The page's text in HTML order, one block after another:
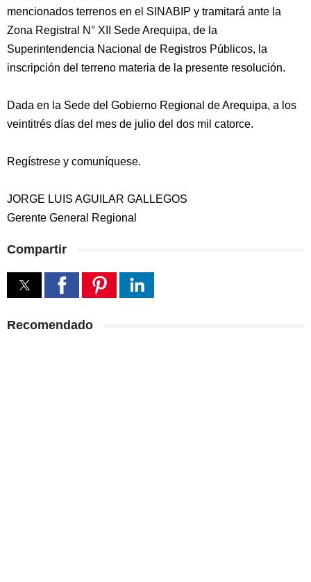
mencionados terrenos en el SINABIP y tramitará ante la
Zona Registral N° XII Sede Arequipa, de la
Superintendencia Nacional de Registros Públicos, la
inscripción del terreno materia de la presente resolución.
Dada en la Sede del Gobierno Regional de Arequipa, a los
veintitrés días del mes de julio del dos mil catorce.
Regístrese y comuníquese.
JORGE LUIS AGUILAR GALLEGOS
Gerente General Regional
Compartir
Recomendado